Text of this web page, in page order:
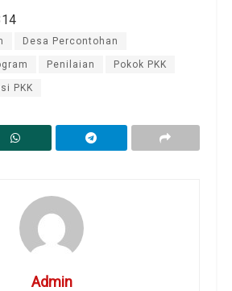
Desa Percontohan
Penilaian Pokok PKK
PKK
Admin